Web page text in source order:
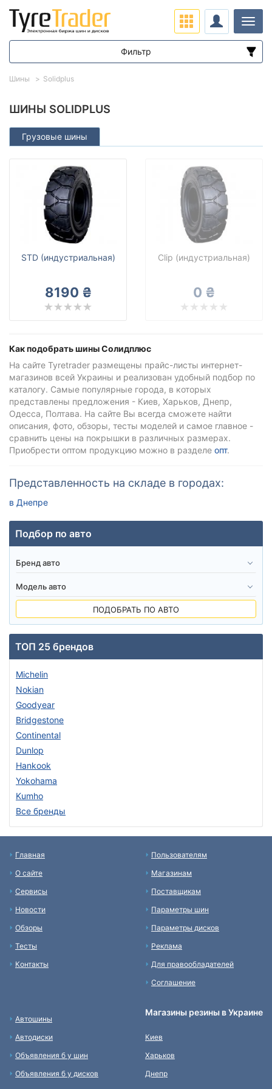
ШИНЫ SOLIDPLUS
Грузовые шины
STD (индустриальная)
8190 ₴
Clip (индустриальная)
0 ₴
Как подобрать шины Солидплюс
На сайте Tyretrader размещены прайс-листы интернет-
магазинов всей Украины и реализован удобный подбор по
каталогу. Самые популярные города, в которых
представлены предложения - Киев, Харьков, Днепр,
Одесса, Полтава. На сайте Вы всегда сможете найти
описания, фото, обзоры, тесты моделей и самое главное -
сравнить цены на покрышки в различных размерах.
Приобрести оптом продукцию можно в разделе опт.
Представленность на складе в городах:
в Днепре
Шины Solidplus
Фильтр
Диапазон цен
Подбор по параметрам
Все бренды
Тип транспортного средства
Сбросить Подобрать
Подбор по авто
ПОДОБРАТЬ ПО АВТО
ТОП 25 брендов
Michelin
Nokian
Goodyear
Bridgestone
Continental
Dunlop
Hankook
Yokohama
Kumho
Все бренды
Главная
О сайте
Сервисы
Новости
Обзоры
Тесты
Контакты
Пользователям
Магазинам
Поставщикам
Параметры шин
Параметры дисков
Реклама
Для правообладателей
Соглашение
Автошины
Автодиски
Объявления б у шин
Объявления б у дисков
Магазины резины в Украине
Киев
Харьков
Днепр